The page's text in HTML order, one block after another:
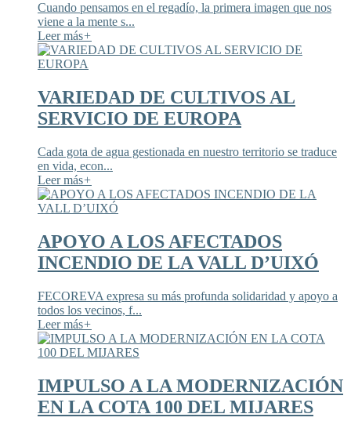
Cuando pensamos en el regadío, la primera imagen que nos
viene a la mente s...
Leer más+
VARIEDAD DE CULTIVOS AL
SERVICIO DE EUROPA
Cada gota de agua gestionada en nuestro territorio se traduce
en vida, econ...
Leer más+
APOYO A LOS AFECTADOS
INCENDIO DE LA VALL D’UIXÓ
FECOREVA expresa su más profunda solidaridad y apoyo a
todos los vecinos, f...
Leer más+
IMPULSO A LA MODERNIZACIÓN
EN LA COTA 100 DEL MIJARES